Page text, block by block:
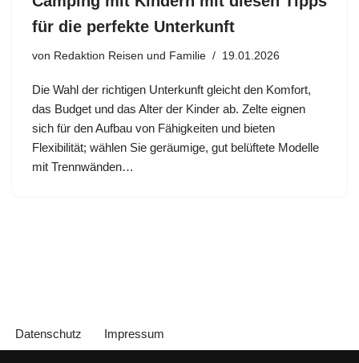
für die perfekte Unterkunft
von Redaktion Reisen und Familie 19.01.2026
Die Wahl der richtigen Unterkunft gleicht den Komfort,
das Budget und das Alter der Kinder ab. Zelte eignen
sich für den Aufbau von Fähigkeiten und bieten
Flexibilität; wählen Sie geräumige, gut belüftete Modelle
mit Trennwänden…
Datenschutz Impressum